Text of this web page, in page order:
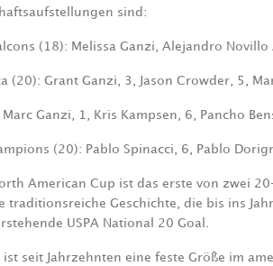
sind:
(18): Melissa Ganzi, Alejandro
(20): Grant Ganzi, 3, Jason Crowder, 5,
Ganzi, 1, Kris Kampsen, 6, Pancho
(20): Pablo Spinacci, 6, Pablo
American Cup ist das erste von zwei
traditionsreiche Geschichte, die bis ins
USPA National 20 Goal.
ist seit Jahrzehnten eine feste Größe im